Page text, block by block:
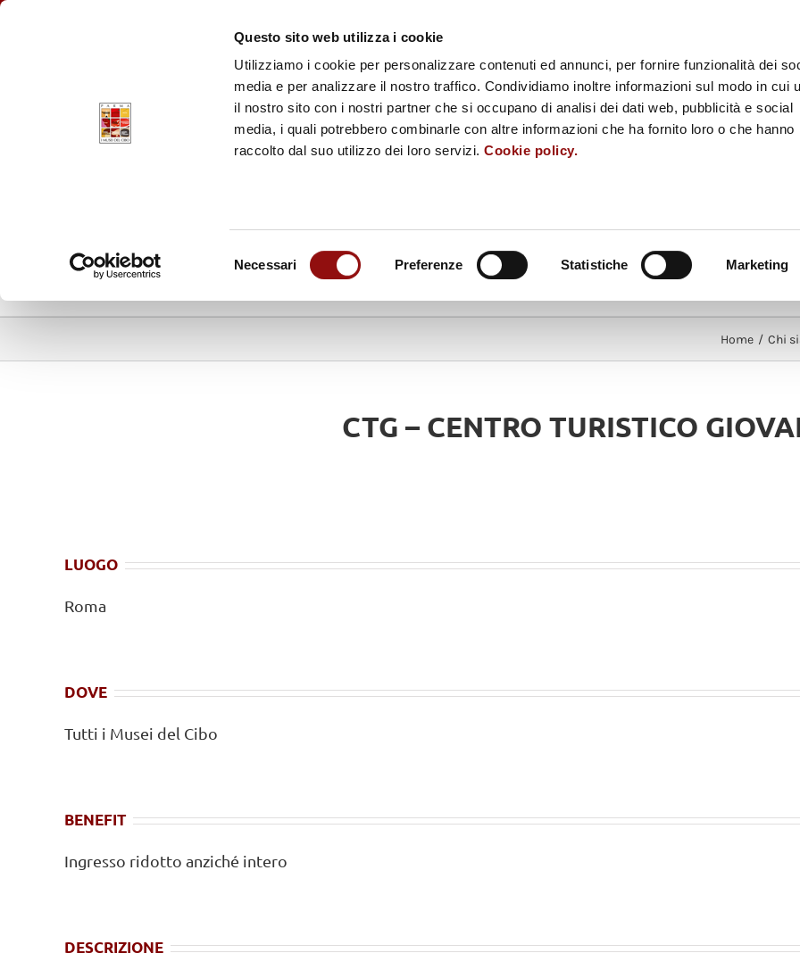
Questo sito web utilizza i cookie
Utilizziamo i cookie per personalizzare contenuti ed annunci, per fornire funzionalità dei
media e per analizzare il nostro traffico. Condividiamo inoltre informazioni sul modo in cui
il nostro sito con i nostri partner che si occupano di analisi dei dati web, pubblicità e social
media, i quali potrebbero combinarle con altre informazioni che ha fornito loro o che hanno
raccolto dal suo utilizzo dei loro servizi.Cookie policy.
del
Necessari Preferenze Statistiche Marketing
MUSEO DEL
Parmigiano Reggiano
MUSEO DELLA
Pasta
MUSEO DEL
Pomodoro
MUSEO DEL
Prosciutto di Parma
MUSEO DEL
Culatello
MUSEO
I MUSEI DEL CIBO LA FOOD VALLEY EVENTI SCUOLE
CTG – CENTRO TURISTICO
Home / Chi
LUOGO
Roma
DOVE
Tutti i Musei del Cibo
BENEFIT
Ingresso ridotto anziché intero
DESCRIZIONE